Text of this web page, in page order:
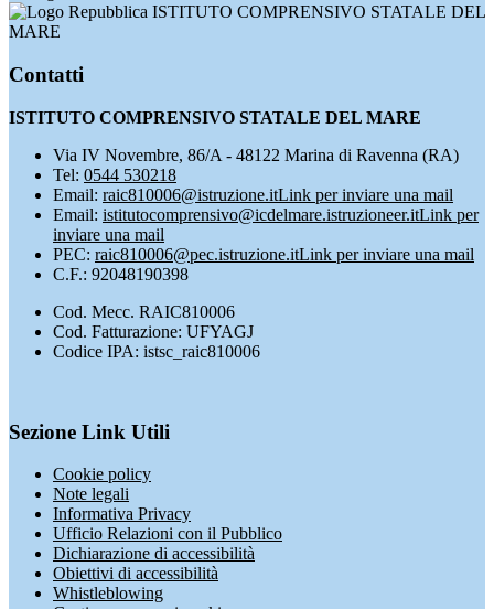
ISTITUTO COMPRENSIVO STATALE DEL
MARE
Contatti
ISTITUTO COMPRENSIVO STATALE DEL MARE
Via IV Novembre, 86/A - 48122 Marina di Ravenna (RA)
Tel: 0544 530218
Email: raic810006@istruzione.itLink per inviare una mail
Email: istitutocomprensivo@icdelmare.istruzioneer.itLink per
inviare una mail
PEC: raic810006@pec.istruzione.itLink per inviare una mail
C.F.: 92048190398
Cod. Mecc. RAIC810006
Cod. Fatturazione: UFYAGJ
Codice IPA: istsc_raic810006
Sezione Link Utili
Cookie policy
Note legali
Informativa Privacy
Ufficio Relazioni con il Pubblico
Dichiarazione di accessibilità
Obiettivi di accessibilità
Whistleblowing